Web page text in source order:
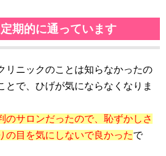
期的に通っています
ニックのことは知らなかったの
とで、ひげが気にならなくなりま
のサロンだったので、恥ずかしさ
の目を気にしないで良かったで